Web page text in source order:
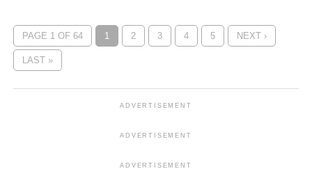
PAGE 1 OF 64 1 2 3 4 5 NEXT ›
LAST »
ADVERTISEMENT
ADVERTISEMENT
ADVERTISEMENT